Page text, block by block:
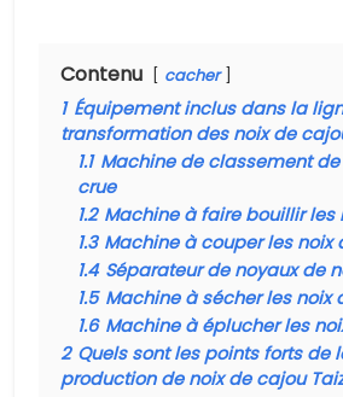
Contenu cacher
1 Équipement inclus dans la
transformation des noix de
1.1 Machine de classement
crue
1.2 Machine à faire bouillir les
1.3 Machine à couper les noix
1.4 Séparateur de noyaux de
1.5 Machine à sécher les noix
1.6 Machine à éplucher les
2 Quels sont les points forts de
production de noix de cajou